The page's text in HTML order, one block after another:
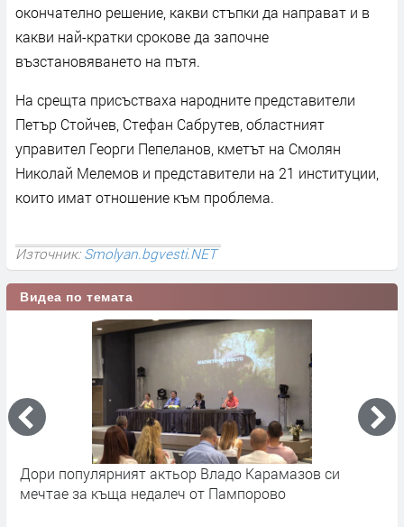
окончателно решение, какви стъпки да направат и в
какви най-кратки срокове да започне
възстановяването на пътя.
На срещта присъстваха народните представители
Петър Стойчев, Стефан Сабрутев, областният
управител Георги Пепеланов, кметът на Смолян
Николай Мелемов и представители на 21 институции,
които имат отношение към проблема.
Източник:Smolyan.bgvesti.NET
Видеа по темата
Дори популярният актьор Владо Карамазов си
мечтае за къща недалеч от Пампорово